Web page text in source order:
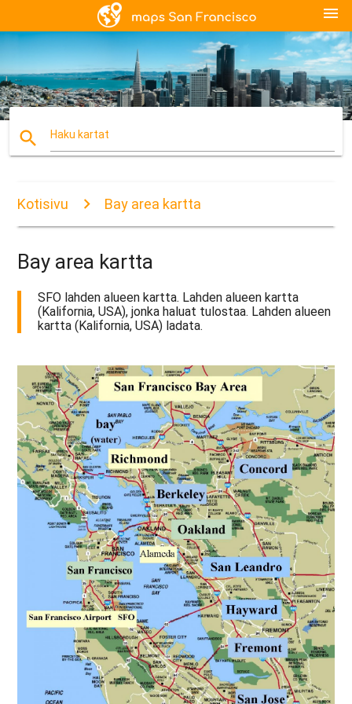
menu
search Haku kartat
Kotisivu Bay area kartta
Bay area kartta
SFO lahden alueen kartta. Lahden alueen kartta
(Kalifornia, USA), jonka haluat tulostaa. Lahden alueen
kartta (Kalifornia, USA) ladata.